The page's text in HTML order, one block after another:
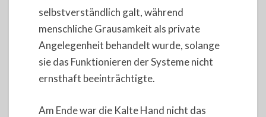
selbstverständlich galt, während
menschliche Grausamkeit als private
Angelegenheit behandelt wurde, solange
sie das Funktionieren der Systeme nicht
ernsthaft beeinträchtigte.
Am Ende war die Kalte Hand nicht das